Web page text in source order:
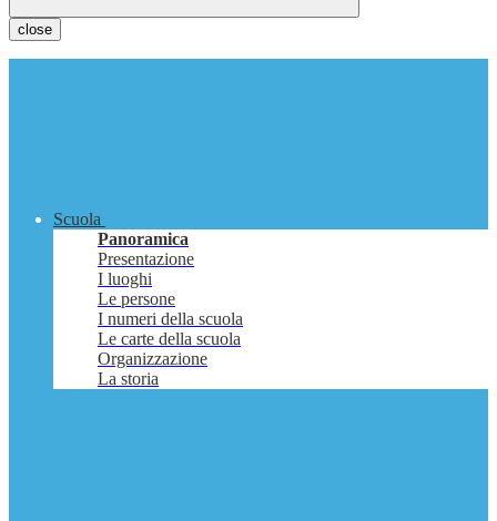
close
Scuola
Panoramica
Presentazione
I luoghi
Le persone
I numeri della scuola
Le carte della scuola
Organizzazione
La storia